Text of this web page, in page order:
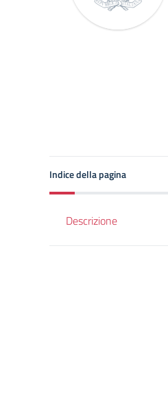
Indice della pagina
Descrizione